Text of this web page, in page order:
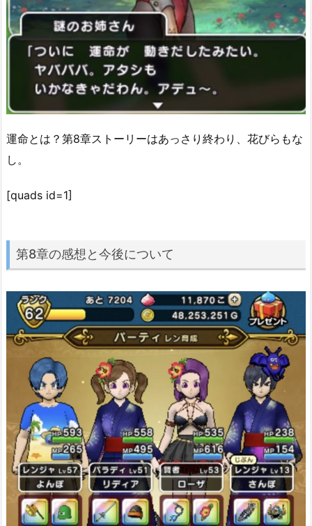
運命とは？第8章ストーリーはあっさり終わり、花びらもな
し。
[quads id=1]
第8章の感想と今後について